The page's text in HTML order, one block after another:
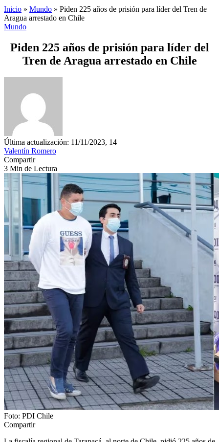
Inicio » Mundo » Piden 225 años de prisión para líder del Tren de
Aragua arrestado en Chile
Mundo
Piden 225 años de prisión para líder del
Tren de Aragua arrestado en Chile
Última actualización: 11/11/2023, 14
Valentín Romero
Compartir
3 Min de Lectura
Foto: PDI Chile
Compartir